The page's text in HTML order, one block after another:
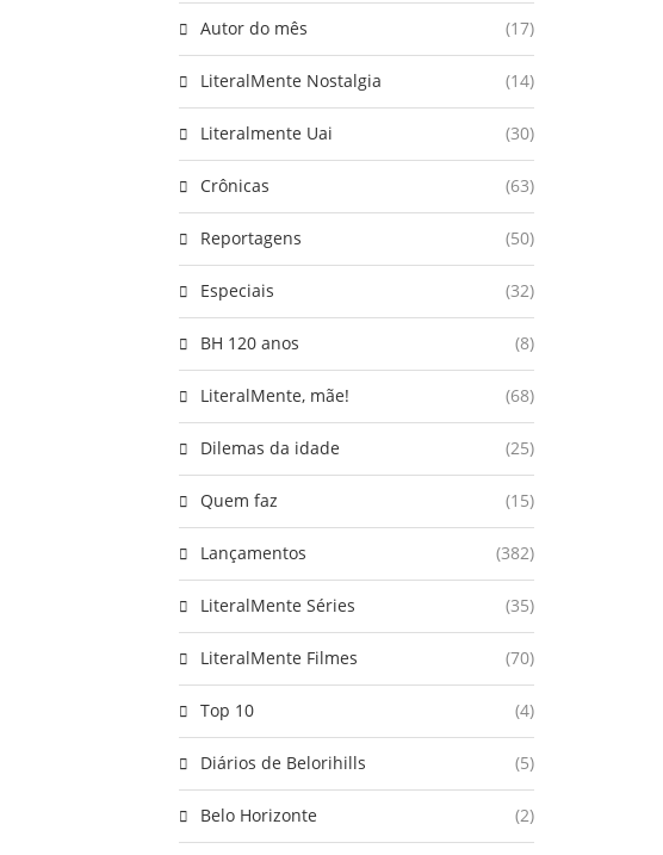
Autor do mês (17)
LiteralMente Nostalgia (14)
Literalmente Uai (30)
Crônicas (63)
Reportagens (50)
Especiais (32)
BH 120 anos (8)
LiteralMente, mãe! (68)
Dilemas da idade (25)
Quem faz (15)
Lançamentos (382)
LiteralMente Séries (35)
LiteralMente Filmes (70)
Top 10 (4)
Diários de Belorihills (5)
Belo Horizonte (2)